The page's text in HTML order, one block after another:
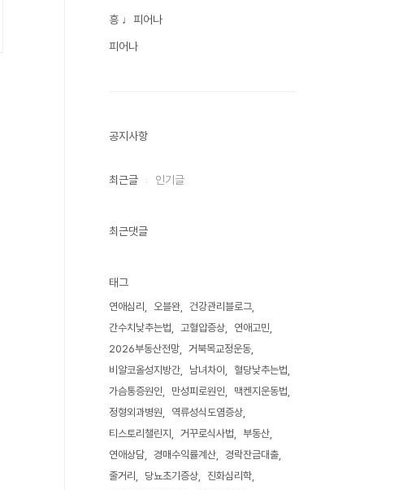
흥 ♩피어나
피어나
공지사항
최근글 인기글
최근댓글
태그
연애심리 오블완
건강관리블로그
간수치낮추는법
고혈압증상
연애고민
2026부동산전망
거북목교정운동
비알코올성지방간
남녀차이
혈당낮추는법
가슴통증원인
만성피로원인
맥켄지운동법
정형외과병원
역류성식도염증상
티스토리챌린지
거꾸로식사법
부동산
연애상담
경매수익률계산
경락잔금대출
줄거리
당뇨초기증상
진화심리학